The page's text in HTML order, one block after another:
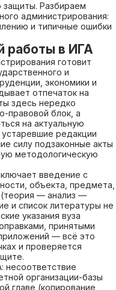
Разбираем
администрирования:
и типичные ошибки
работы в ИГА
готовит
и
экономики и
отпечаток на
здесь нередко
правовой блок, а
на актуальную
редакции
силу подзаконные акты
методологическую
введение с
объекта, предмета,
(теория — анализ —
и список литературы не
указания вуза
принятыми
— всё это
и проверяется
несоответствие
организации-базы
главе (копирование